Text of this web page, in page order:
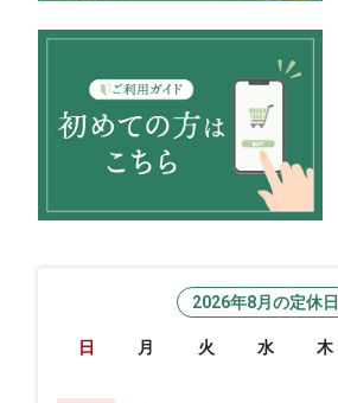
2026年8月の定休日
日 月 火 水 木